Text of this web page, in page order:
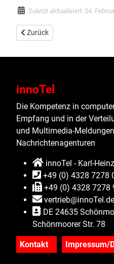
Zuletzt aktualisiert: 24.
Vorheriger Beitrag: Anzeige
Zurück
innoTel
Die Kompetenz in
Empfang und in der
und Multimedia-
Nachrichtenagenturen
innoTel - Karl-
+49 (0) 4328 7278
+49 (0) 4328 7278
vertrieb@innoTel.de
DE 24635
Schönmoorer Str. 78
Kontakt Impressum/